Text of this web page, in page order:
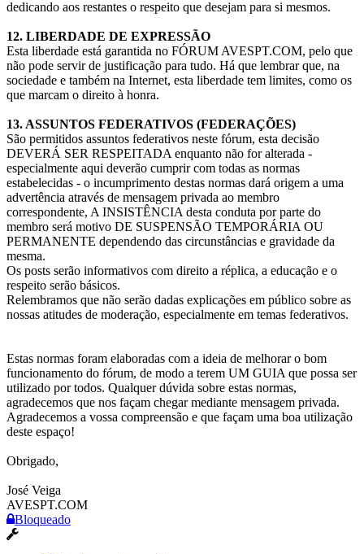
dedicando aos restantes o respeito que desejam para si mesmos.
12. LIBERDADE DE EXPRESSÃO
Esta liberdade está garantida no FÓRUM AVESPT.COM, pelo que
não pode servir de justificação para tudo. Há que lembrar que, na
sociedade e também na Internet, esta liberdade tem limites, como os
que marcam o direito à honra.
13. ASSUNTOS FEDERATIVOS (FEDERAÇÕES)
São permitidos assuntos federativos neste fórum, esta decisão
DEVERÁ SER RESPEITADA enquanto não for alterada -
especialmente aqui deverão cumprir com todas as normas
estabelecidas - o incumprimento destas normas dará origem a uma
advertência através de mensagem privada ao membro
correspondente, A INSISTÊNCIA desta conduta por parte do
membro será motivo DE SUSPENSÃO TEMPORÁRIA OU
PERMANENTE dependendo das circunstâncias e gravidade da
mesma.
Os posts serão informativos com direito a réplica, a educação e o
respeito serão básicos.
Relembramos que não serão dadas explicações em público sobre as
nossas atitudes de moderação, especialmente em temas federativos.
Estas normas foram elaboradas com a ideia de melhorar o bom
funcionamento do fórum, de modo a terem UM GUIA que possa ser
utilizado por todos. Qualquer dúvida sobre estas normas,
agradecemos que nos façam chegar mediante mensagem privada.
Agradecemos a vossa compreensão e que façam uma boa utilização
deste espaço!
Obrigado,
José Veiga
AVESPT.COM
Bloqueado